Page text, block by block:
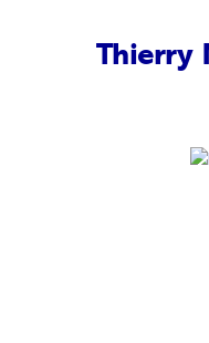
Thierry